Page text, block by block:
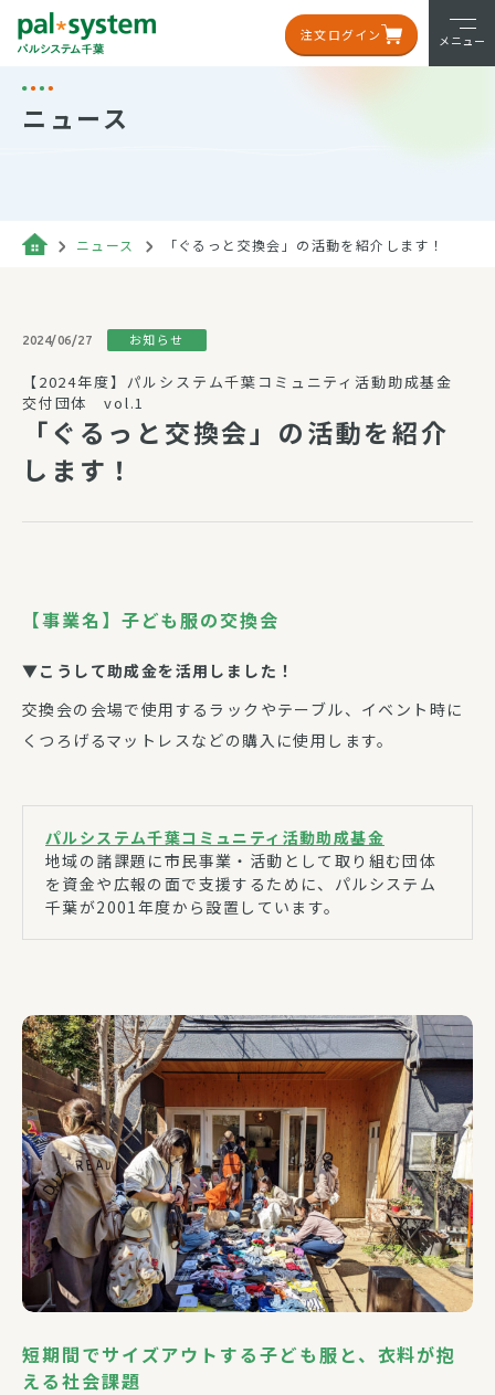
注文ログイン メニュー
ニュース
ニュース 「ぐるっと交換会」の活動を紹介します！
2024/06/27 お知らせ
【2024年度】パルシステム千葉コミュニティ活動助成基金
交付団体 vol.1
「ぐるっと交換会」の活動を紹介
します！
【事業名】子ども服の交換会
▼こうして助成金を活用しました！
交換会の会場で使用するラックやテーブル、イベント時に
くつろげるマットレスなどの購入に使用します。
パルシステム千葉コミュニティ活動助成基金
地域の諸課題に市民事業・活動として取り組む団体
を資金や広報の面で支援するために、パルシステム
千葉が2001年度から設置しています。
短期間でサイズアウトする子ども服と、衣料が抱
える社会課題